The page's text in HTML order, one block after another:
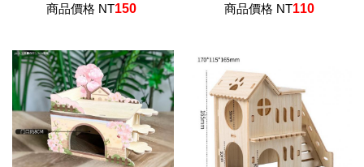
商品價格 NT150
商品價格 NT110